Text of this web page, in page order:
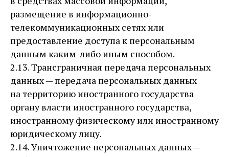
размещение в информационно-
телекоммуникационных сетях или
предоставление доступа к персональным
данным каким-либо иным способом.
2.13. Трансграничная передача персональных
данных — передача персональных данных
на территорию иностранного государства
органу власти иностранного государства,
иностранному физическому или иностранному
юридическому лицу.
2.14. Уничтожение персональных данных —